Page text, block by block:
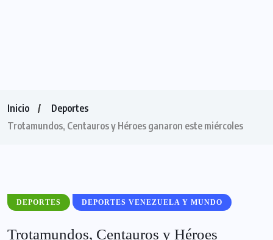
Inicio
Deportes
Trotamundos, Centauros y Héroes ganaron este miércoles
DEPORTES DEPORTES VENEZUELA Y MUNDO
Trotamundos, Centauros y Héroes